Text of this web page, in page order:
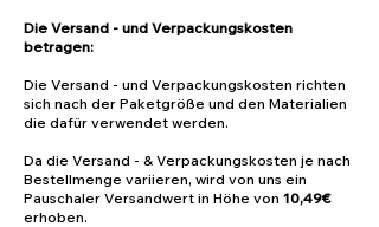
Die Versand - und Verpackungskosten
betragen:
Die Versand - und Verpackungskosten richten
sich nach der Paketgröße und den Materialien
die dafür verwendet werden.
Da die Versand - & Verpackungskosten je nach
Bestellmenge variieren, wird von uns ein
Pauschaler Versandwert in Höhe von 10,49€
erhoben.